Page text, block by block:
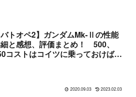
バトオペ2】ガンダムMk-Ⅱの性能
と感想、評価まとめ！ 500、
コストはコイツに乗っておけば間
2020.09.03 2023.02.03